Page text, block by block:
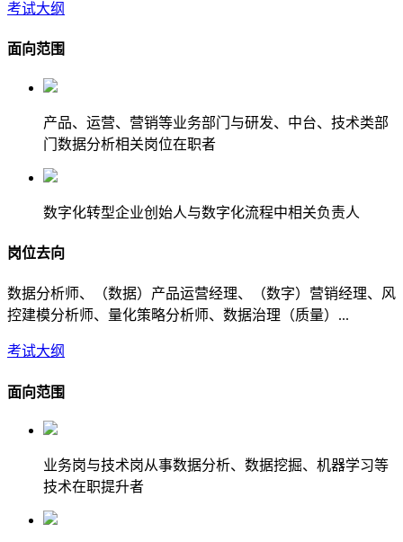
考试大纲
面向范围
产品、运营、营销等业务部门与研发、中台、技术类部
门数据分析相关岗位在职者
数字化转型企业创始人与数字化流程中相关负责人
岗位去向
数据分析师、（数据）产品运营经理、（数字）营销经理、风
控建模分析师、量化策略分析师、数据治理（质量）...
考试大纲
面向范围
业务岗与技术岗从事数据分析、数据挖掘、机器学习等
技术在职提升者